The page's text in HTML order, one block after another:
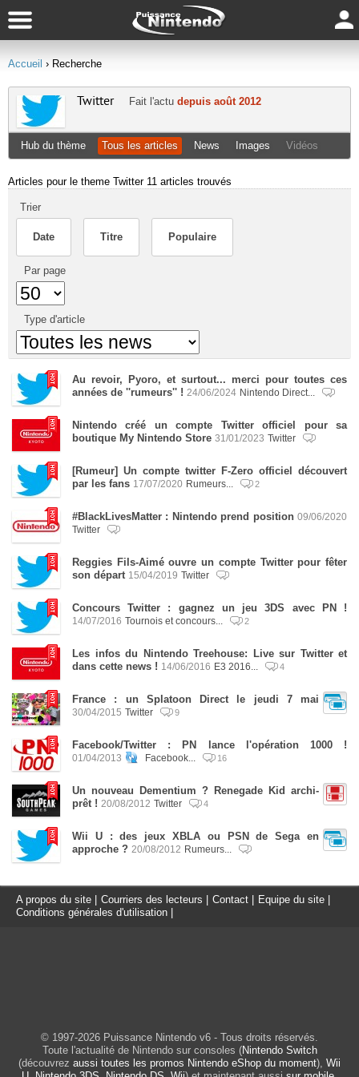
Accueil › Recherche
Twitter Fait l'actu depuis août 2012
Hub du thème Tous les articles News Images Vidéos
Articles pour le theme Twitter 11 articles trouvés
Trier
Date Titre Populaire
Par page
Type d'article
Au revoir, Pyoro, et surtout... merci pour toutes ces
années de ''rumeurs'' ! 24/06/2024 Nintendo Direct...
Nintendo créé un compte Twitter officiel pour sa
boutique My Nintendo Store 31/01/2023 Twitter
[Rumeur] Un compte twitter F-Zero officiel découvert
par les fans 17/07/2020 Rumeurs... 2
#BlackLivesMatter : Nintendo prend position 09/06/2020
Twitter
Reggies Fils-Aimé ouvre un compte Twitter pour fêter
son départ 15/04/2019 Twitter
Concours Twitter : gagnez un jeu 3DS avec PN !
14/07/2016 Tournois et concours... 2
Les infos du Nintendo Treehouse: Live sur Twitter et
dans cette news ! 14/06/2016 E3 2016... 4
France : un Splatoon Direct le jeudi 7 mai
30/04/2015 Twitter 9
Facebook/Twitter : PN lance l'opération 1000 !
01/04/2013 Facebook... 16
Un nouveau Dementium ? Renegade Kid archi-
prêt ! 20/08/2012 Twitter 4
Wii U : des jeux XBLA ou PSN de Sega en
approche ? 20/08/2012 Rumeurs...
A propos du site Courriers des lecteurs Contact Equipe du site
Conditions générales d'utilisation
© 1997-2026 Puissance Nintendo v6 - Tous droits réservés.
Toute l'actualité de Nintendo sur consoles (Nintendo Switch
(découvrez aussi toutes les promos Nintendo eShop du moment), Wii